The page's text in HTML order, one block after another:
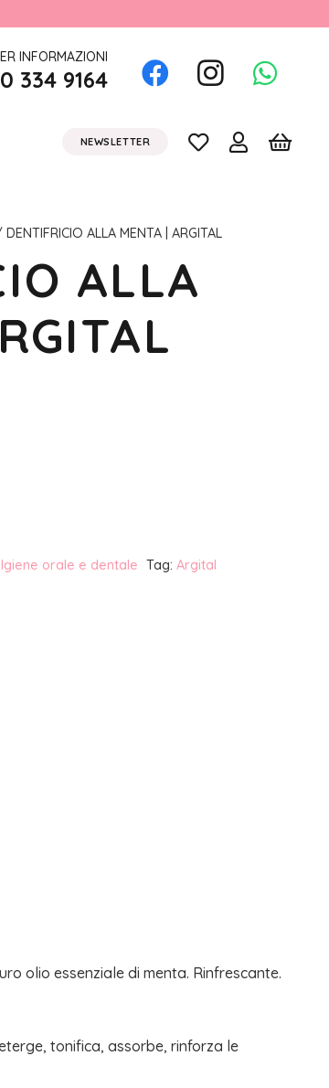
INFORMAZIONI
334 9164
NEWSLETTER
DENTIFRICIO ALLA MENTA | ARGITAL
ALLA
Igiene orale e dentale Tag: Argital
olio essenziale di menta. Rinfrescante.
tonifica, assorbe, rinforza le